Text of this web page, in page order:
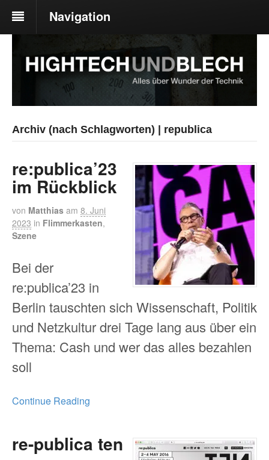
Navigation
Archiv (nach Schlagworten) | republica
re:publica’23
im Rückblick
von Matthias am 8. Juni
2023 in Flimmerkasten,
Szene
Bei der
re:publica’23 in
Berlin tauschten sich Wissenschaft, Politik
und Netzkultur drei Tage lang aus über ein
Thema: Cash und wer das alles bezahlen
soll
Continue Reading
re-publica ten